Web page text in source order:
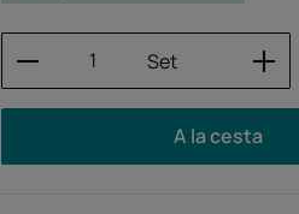
Cantidad del
Set
A la cesta